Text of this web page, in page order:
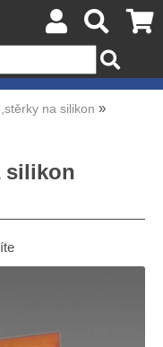
na silikon
silikon